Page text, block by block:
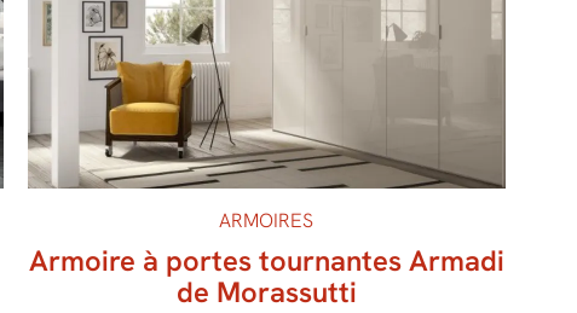
ARMOIRES
Armoire à portes tournantes Armadi
de Morassutti